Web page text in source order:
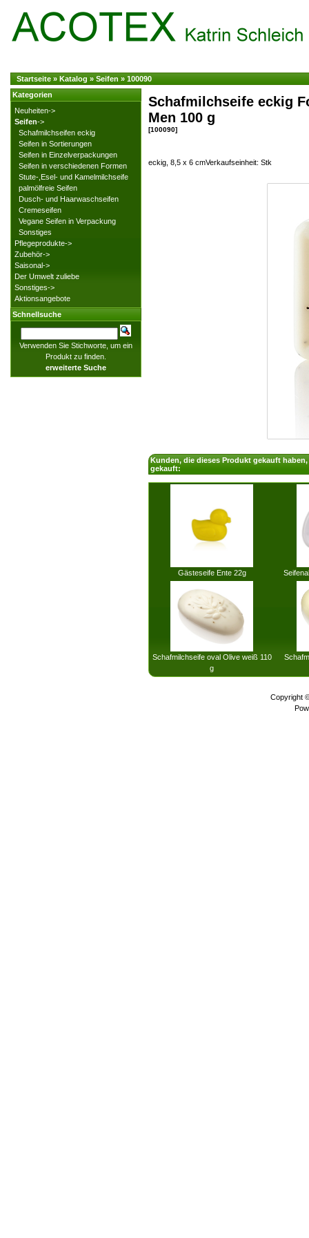
Startseite » Katalog » Seifen » 100090
Schafmilchseife eckig
Men 100 g
[100090]
eckig, 8,5 x 6 cmVerkaufseinheit: Stk
Kunden, die dieses Produkt gekauft
gekauft:
Gästeseife Ente 22g
Schafmilchseife oval Olive weiß 110
g
Kategorien
Neuheiten->
Seifen->
Schafmilchseifen eckig
Seifen in Sortierungen
Seifen in Einzelverpackungen
Seifen in verschiedenen Formen
Stute-,Esel- und Kamelmilchseife
palmölfreie Seifen
Dusch- und Haarwaschseifen
Cremeseifen
Vegane Seifen in Verpackung
Sonstiges
Pflegeprodukte->
Zubehör->
Saisonal->
Der Umwelt zuliebe
Sonstiges->
Aktionsangebote
Schnellsuche
Verwenden Sie Stichworte, um ein
Produkt zu finden.
erweiterte Suche
Copyright